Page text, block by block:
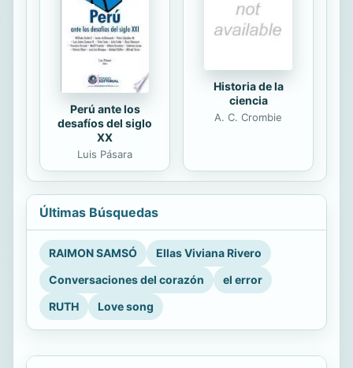
Perú ante los
desafíos del siglo
XX
Luis Pásara
Historia de la
ciencia
A. C. Crombie
Últimas Búsquedas
RAIMON SAMSÓ
Ellas Viviana Rivero
Conversaciones del corazón
el error
RUTH
Love song